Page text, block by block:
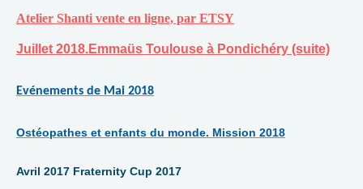
Atelier Shanti vente en ligne, par ETSY
Juillet 2018.Emmaüs Toulouse à Pondichéry (suite)
Evénements de Mai 2018
Ostéopathes et enfants du monde. Mission 2018
Avril 2017 Fraternity Cup 2017